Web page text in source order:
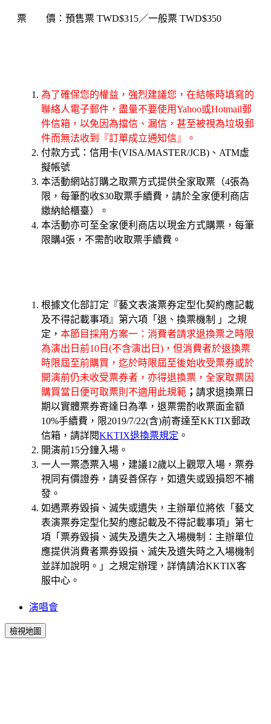
票 價：預售票 TWD$315／一般票 TWD$350
為了確保您的權益，強烈建議您，在結帳時填寫的
聯絡人電子郵件，盡量不要使用Yahoo或Hotmail郵
件信箱，以免因為擋信、漏信，甚至被視為垃圾郵
件而無法收到『訂單成立通知信』。
付款方式：信用卡(VISA/MASTER/JCB)、ATM虛
擬帳號
本活動網站訂購之取票方式提供全家取票（4張為
限，每筆酌收$30取票手續費，請於全家便利商店
繳納給櫃臺）。
本活動亦可至全家便利商店以現金方式購票，每筆
限購4張，不需酌收取票手續費。
根據文化部訂定『藝文表演票券定型化契約應記載
及不得記載事項』第六項「退、換票機制 」之規
定， 本節目採用方案一：消費者請求退換票之時限
為演出日前10日(不含演出日)， 但消費者於退換票
時限屆至前購買， 迄於時限屆至後始收受票券或於
開演前仍未收受票券者， 亦得退換票，全家取票因
購買當日便可取票則不適用此規範 ； 請求退換票日
期以實體票券寄達日為準，退票需酌收票面金額
10%手續費 ，限2019/7/22(含)前寄達至KKTIX郵政
信箱，請詳閱KKTIX退換票規定 。
開演前15分鐘入場。
一人一票憑票入場，建議12歲以上觀眾入場，票券
視同有價證券，請妥善保存，如遺失或毀損恕不補
發。
如遇票券毀損、滅失或遺失，主辦單位將依「藝文
表演票券定型化契約應記載及不得記載事項」第七
項「票券毀損、滅失及遺失之入場機制：主辦單位
應提供消費者票券毀損、滅失及遺失時之入場機制
並詳加說明。」之規定辦理，詳情請洽KKTIX客
服中心。
演唱會
檢視地圖